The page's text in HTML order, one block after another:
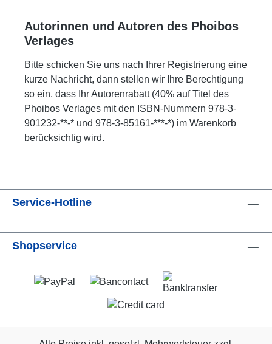
Autorinnen und Autoren des Phoibos
Verlages
Bitte schicken Sie uns nach Ihrer Registrierung eine
kurze Nachricht, dann stellen wir Ihre Berechtigung
so ein, dass Ihr Autorenrabatt (40% auf Titel des
Phoibos Verlages mit den ISBN-Nummern 978-3-
901232-**-* und 978-3-85161-***-*) im Warenkorb
berücksichtig wird.
Service-Hotline
Shopservice